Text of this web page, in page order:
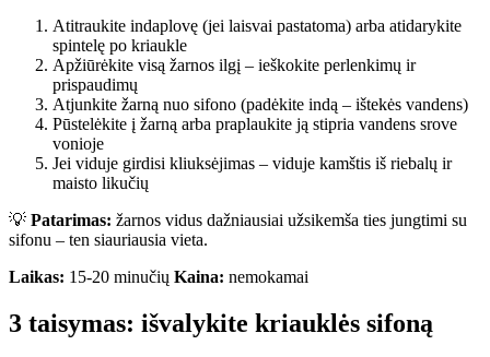
Atitraukite indaplovę (jei laisvai pastatoma) arba atidarykite
spintelę po kriaukle
Apžiūrėkite visą žarnos ilgį – ieškokite perlenkimų ir
prispaudimų
Atjunkite žarną nuo sifono (padėkite indą – ištekės vandens)
Pūstelėkite į žarną arba praplaukite ją stipria vandens srove
vonioje
Jei viduje girdisi kliuksėjimas – viduje kamštis iš riebalų ir
maisto likučių
💡 Patarimas: žarnos vidus dažniausiai užsikemša ties jungtimi su
sifonu – ten siauriausia vieta.
Laikas: 15-20 minučių Kaina: nemokamai
3 taisymas: išvalykite kriauklės sifoną